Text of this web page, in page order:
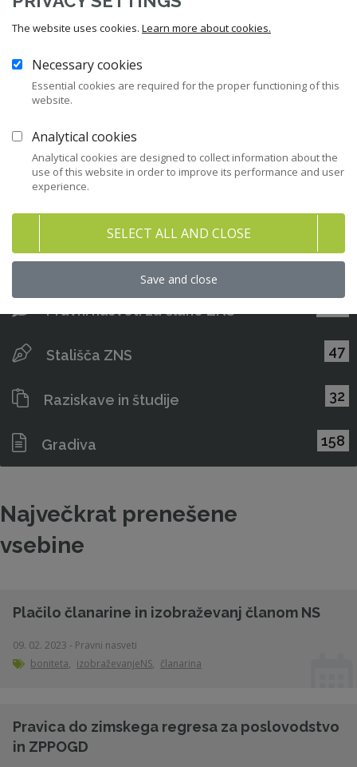
Email*
Prenesi dokument
Potrjujem, da sem seznanjen/a s
ZNS.
12
Priporočila in kodeksi 43
Pravni nasveti za člane ZNS
Stališča ZNS 47
Raziskave in študije 32
Gradiva 158
Največkrat prenešene
vsebine
Plačilo članarine in izobraževanj članom NS
09. 02. 2023 - Pravni nasveti
boniteta, izobraževanjeNS, članarina
Pravica do zimskega regresa za poslovodstvo
in ZPPOGD
The website uses cookies. Learn more about cookies.
Necessary cookies
Essential cookies are required for the proper functioning of this
website.
Analytical cookies
Analytical cookies are designed to collect information about the
use of this website in order to improve its performance and user
experience.
SELECT ALL AND CLOSE
Save and close